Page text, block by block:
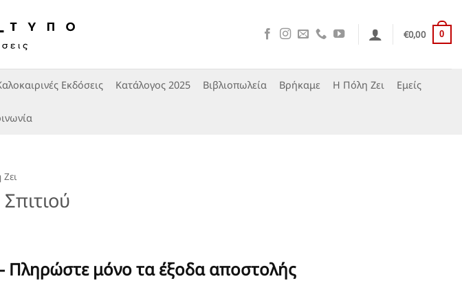
€0,00 0
Εκδόσεις Κατάλογος 2025 Βιβλιοπωλεία Βρήκαμε Η Πόλη Ζει Εμείς
Πληρώστε μόνο τα έξοδα αποστολής